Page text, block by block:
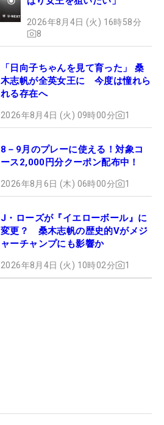
2026年8月4日 (火) 16時58分
8
「日向子ちゃんを見て育った」 桑
木志帆が全英女王に 今度は憧れら
れる存在へ
2026年8月4日 (火) 09時00分 1
8－9月のプレーに使える！対象コ
ース2,000円分クーポン配布中！
2026年8月6日 (木) 06時00分 1
J・ローズが『イエローボール』に
変更？ 桑木志帆の歴史的Vがメジ
ャーチャンプにも影響か
2026年8月4日 (火) 10時02分 1